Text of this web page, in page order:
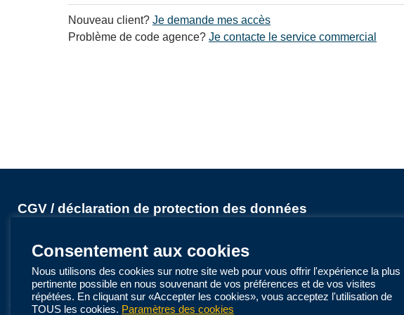
Nouveau client? Je demande mes accès
Problème de code agence? Je contacte le service commercial
CGV / déclaration de protection des données
L'abécédaire de vos vacances - LMX Suisse
Français (CH)
Consentement aux cookies
Nous utilisons des cookies sur notre site web pour vous offrir l'expérience la plus
pertinente possible en nous souvenant de vos préférences et de vos visites
répétées. En cliquant sur «Accepter les cookies», vous acceptez l'utilisation de
TOUS les cookies. Paramètres des cookies